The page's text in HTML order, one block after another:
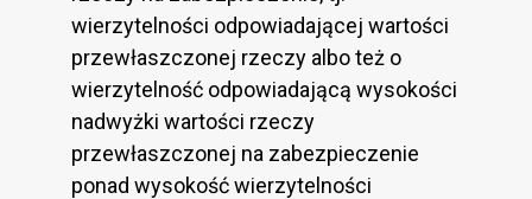
wierzytelności odpowiadającej wartości
przewłaszczonej rzeczy albo też o
wierzytelność odpowiadającą wysokości
nadwyżki wartości rzeczy
przewłaszczonej na zabezpieczenie
ponad wysokość wierzytelności